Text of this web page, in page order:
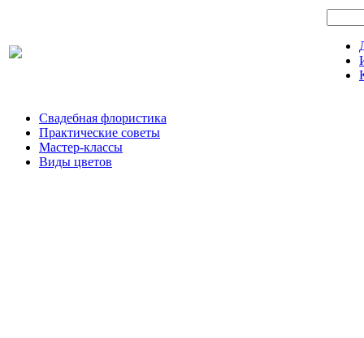
Свадебная флористика
Практические советы
Мастер-классы
Виды цветов